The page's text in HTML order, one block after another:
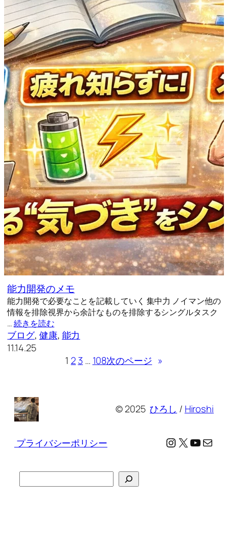
能力開発のメモ
能力開発で必要なことを記載していく 集中力 ノイマン他の
情報を排除視界から余計なものを排除するシングルタスク
…続きを読む
ブログ, 健康, 能力
11.14.25
1 23 … 108次のページ »
© 2025ひろし / Hiroshi
プライバシーポリシー Instagram
X メール
索